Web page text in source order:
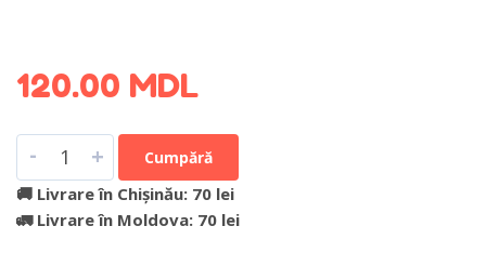
120.00 MDL
- + Cumpără
🚚 Livrare în Chișinău: 70 lei
🚛 Livrare în Moldova: 70 lei